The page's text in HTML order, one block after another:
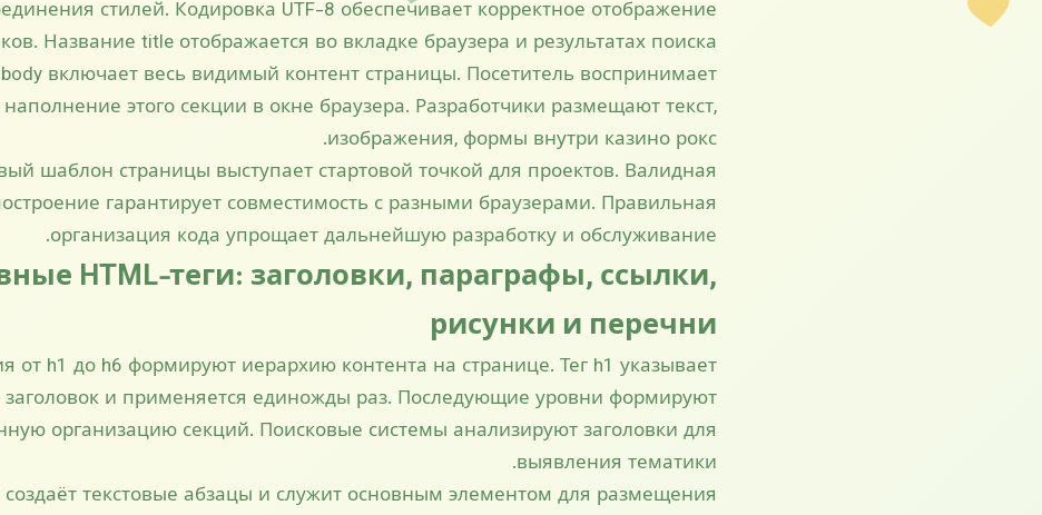
стилей. Кодировка UTF-8 обеспечивает корректное отображение
Название title отображается во вкладке браузера и результатах поиска.
включает весь видимый контент страницы. Посетитель воспринимает
этого секции в окне браузера. Разработчики размещают текст,
изображения, формы внутри казино рокс.
шаблон страницы выступает стартовой точкой для проектов. Валидная
гарантирует совместимость с разными браузерами. Правильная
организация кода упрощает дальнейшую разработку и обслуживание.
HTML‑теги: заголовки, параграфы, ссылки,
рисунки и перечни
от h1 до h6 формируют иерархию контента на странице. Тег h1 указывает
заголовок и применяется единожды раз. Последующие уровни формируют
организацию секций. Поисковые системы анализируют заголовки для
выявления тематики.
создаёт текстовые абзацы и служит основным элементом для размещения